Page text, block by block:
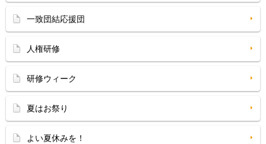
一致団結応援団
人権研修
研修ウィーク
夏はお祭り
よい夏休みを！